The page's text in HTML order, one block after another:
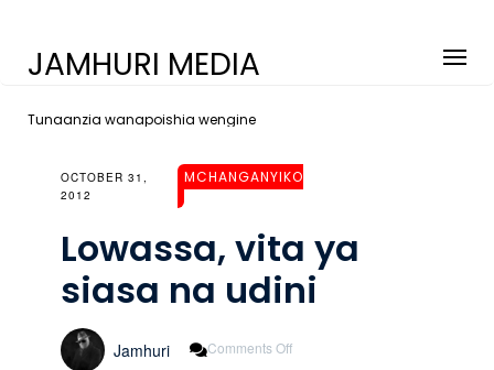
JAMHURI MEDIA
Tunaanzia wanapoishia wengine
OCTOBER 31,
2012
MCHANGANYIKO
Lowassa, vita ya
siasa na udini
Jamhuri Comments Off